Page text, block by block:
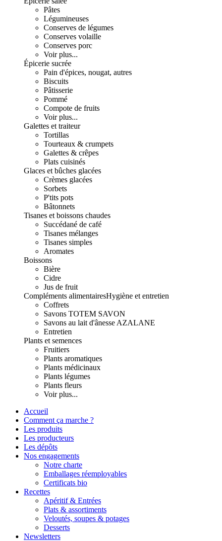
Pâtes
Légumineuses
Conserves de légumes
Conserves volaille
Conserves porc
Voir plus...
Épicerie sucrée
Pain d'épices, nougat, autres
Biscuits
Pâtisserie
Pommé
Compote de fruits
Voir plus...
Galettes et traiteur
Tortillas
Tourteaux & crumpets
Galettes & crêpes
Plats cuisinés
Glaces et bûches glacées
Crèmes glacées
Sorbets
P'tits pots
Bâtonnets
Tisanes et boissons chaudes
Succédané de café
Tisanes mélanges
Tisanes simples
Aromates
Boissons
Bière
Cidre
Jus de fruit
Compléments alimentairesHygiène et entretien
Coffrets
Savons TOTEM SAVON
Savons au lait d'ânesse AZALANE
Entretien
Plants et semences
Fruitiers
Plants aromatiques
Plants médicinaux
Plants légumes
Plants fleurs
Voir plus...
Accueil
Comment ça marche ?
Les produits
Les producteurs
Les dépôts
Nos engagements
Notre charte
Emballages réemployables
Certificats bio
Recettes
Apéritif & Entrées
Plats & assortiments
Veloutés, soupes & potages
Desserts
Newsletters